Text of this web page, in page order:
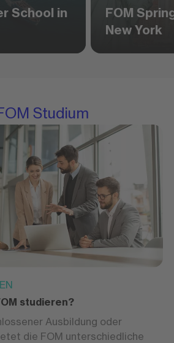
School in
FOM
New York
Studium
studieren?
Ausbildung oder
die FOM unterschiedliche